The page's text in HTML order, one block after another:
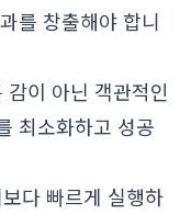
를 창출해야 합니
감이 아닌 객관적인
최소화하고 성공
다 빠르게 실행하